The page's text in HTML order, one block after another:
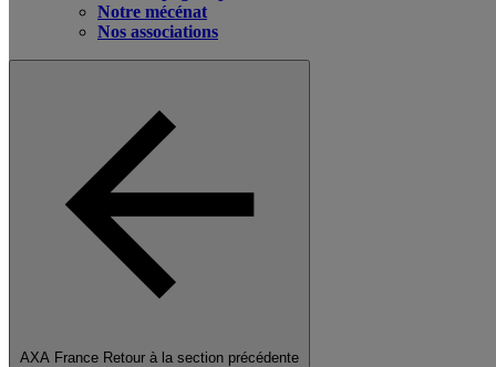
Notre mécénat
Nos associations
AXA France Retour à la section précédente